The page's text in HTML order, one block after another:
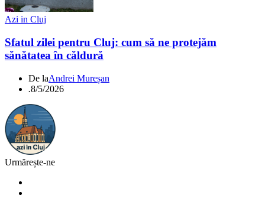
Azi in Cluj
Sfatul zilei pentru Cluj: cum să ne protejăm
sănătatea în căldură
De laAndrei Mureșan
.8/5/2026
Urmărește-ne